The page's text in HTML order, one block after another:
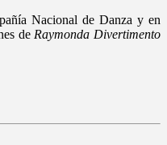
Nacional de Danza y en
de Raymonda Divertimento